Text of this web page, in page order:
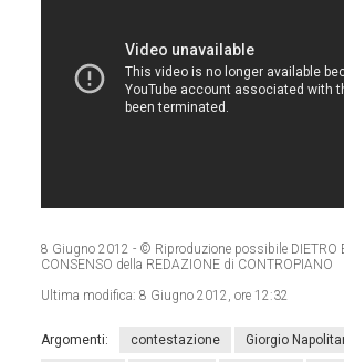
8 Giugno 2012 - © Riproduzione possibile DIETRO
CONSENSO della REDAZIONE di CONTROPIANO
Ultima modifica:8 Giugno 2012, ore 12:32
Argomenti: contestazione Giorgio